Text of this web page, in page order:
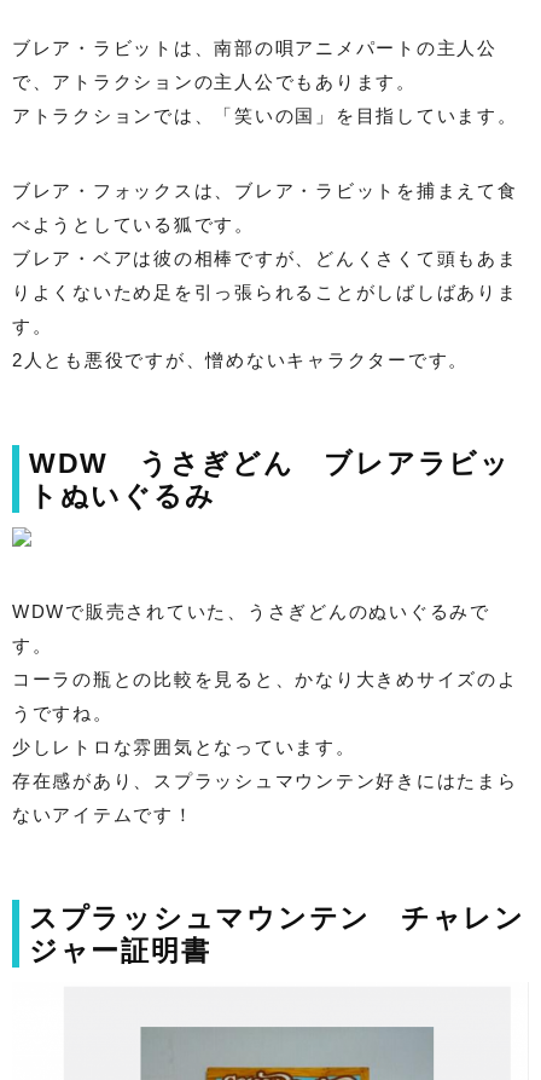
ブレア・ラビットは、南部の唄アニメパートの主人公
で、アトラクションの主人公でもあります。
アトラクションでは、「笑いの国」を目指しています。
ブレア・フォックスは、ブレア・ラビットを捕まえて食
べようとしている狐です。
ブレア・ベアは彼の相棒ですが、どんくさくて頭もあま
りよくないため足を引っ張られることがしばしばありま
す。
2人とも悪役ですが、憎めないキャラクターです。
WDW うさぎどん ブレアラビッ
トぬいぐるみ
WDWで販売されていた、うさぎどんのぬいぐるみで
す。
コーラの瓶との比較を見ると、かなり大きめサイズのよ
うですね。
少しレトロな雰囲気となっています。
存在感があり、スプラッシュマウンテン好きにはたまら
ないアイテムです！
スプラッシュマウンテン チャレン
ジャー証明書